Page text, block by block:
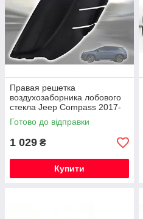
Правая решетка
воздухозаборника лобового
стекла Jeep Compass 2017-
2024 5UT12RXFAB,
7AA46RXFAA
Готово до відправки
1 029 ₴
Купити